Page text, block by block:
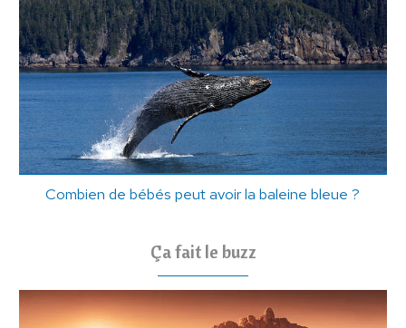
Combien de bébés peut avoir la baleine bleue ?
Ça fait le buzz